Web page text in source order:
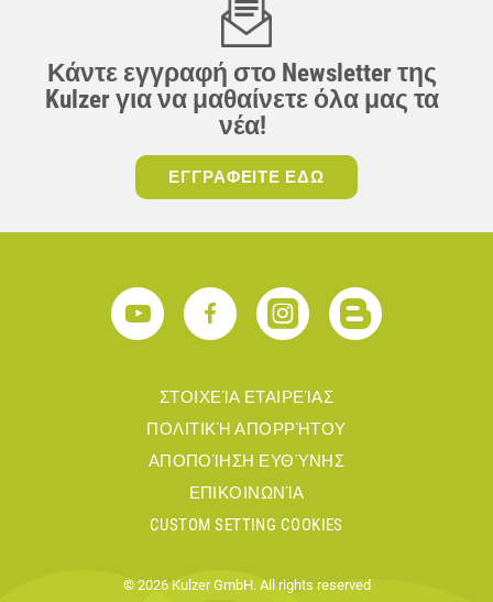
Κάντε εγγραφή στο Newsletter της
Kulzer για να μαθαίνετε όλα μας τα
νέα!
ΕΓΓΡΑΦΕΙΤΕ ΕΔΩ
ΣΤΟΙΧΕΊΑ ΕΤΑΙΡΕΊΑΣ
ΠΟΛΙΤΙΚΉ ΑΠΟΡΡΉΤΟΥ
ΑΠΟΠΟΊΗΣΗ ΕΥΘΎΝΗΣ
ΕΠΙΚΟΙΝΩΝΊΑ
CUSTOM SETTING COOKIES
© 2026 Kulzer GmbH. All rights reserved